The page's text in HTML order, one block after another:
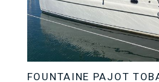
FOUNTAINE PAJOT